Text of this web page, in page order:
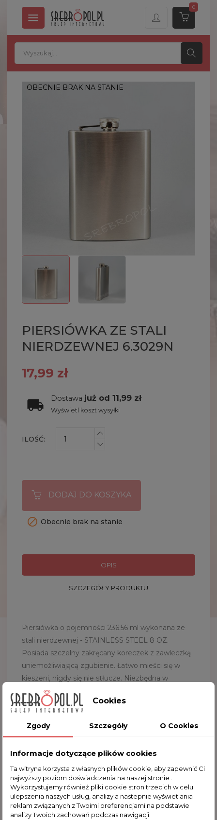

0
OBECNIE BRAK NA STANIE
PIERSIÓWKA ZE STALI
NIERDZEWNEJ 6.3029N
17,99 zł
Dostawa już od 11,99 zł
Wyświetl koszt wysyłki
ILOŚĆ:
DODAJ DO KOSZYKA
 Obecnie brak na stanie
OPIS
SZCZEGÓŁY PRODUKTU
Piersiówka o pojemności 236.56 ml wykonana ze
stali nierdzewnej - STAINLESS STEEL 8 OZ.
Posiada szczelny zakręcany koreczek z zawleczką
uniemożliwiającą zgubienie. Łatwo mieści się w
kieszeni, nigdy się nie stłucze. Niezbędna w
gardłowych sytuacjach, idealna nie tylko na mocne
trunki, co z niej wypijesz zależy od Ciebie.
Kruszec:stal nierdzewna
Pojemność piersiówki:8 OZ = 236.56 ml
Komentarze (0)
Cookies
Zgody Szczegóły O Cookies
Informacje dotyczące plików cookies
Ta witryna korzysta z własnych plików cookie, aby zapewnić Ci
najwyższy poziom doświadczenia na naszej stronie .
Wykorzystujemy również pliki cookie stron trzecich w celu
ulepszenia naszych usług, analizy a nastepnie wyświetlania
reklam związanych z Twoimi preferencjami na podstawie
analizy Twoich zachowań podczas nawigacji.